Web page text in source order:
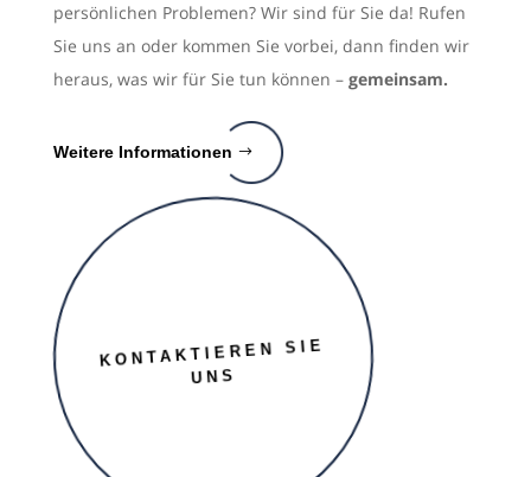
persönlichen Problemen? Wir sind für Sie da! Rufen
Sie uns an oder kommen Sie vorbei, dann finden wir
heraus, was wir für Sie tun können – gemeinsam.
Weitere Informationen
KONTAKTIEREN SIE
UNS